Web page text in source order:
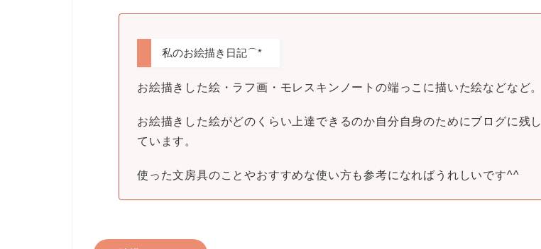
私のお絵描き日記⌒*
お絵描きした絵・ラフ画・モレスキンノートの端っこに描いた絵などなど。
お絵描きした絵がどのくらい上達できるのか自分自身のためにブログに残し
ています。
使った文房具のことやおすすめな使い方も参考になればうれしいです^^